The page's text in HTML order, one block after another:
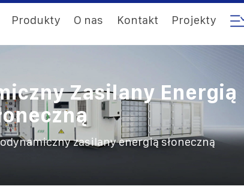
Produkty O nas Kontakt Projekty
Zasilany Energią
zasilany energią słoneczną